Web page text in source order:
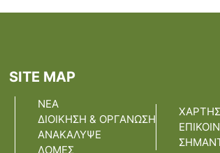
SITE MAP
ΝΕΑ
ΔΙΟΙΚΗΣΗ & ΟΡΓΑΝΩΣΗ
ΑΝΑΚΑΛΥΨΕ
ΔΟΜΕΣ
ΧΑΡΤΗΣ